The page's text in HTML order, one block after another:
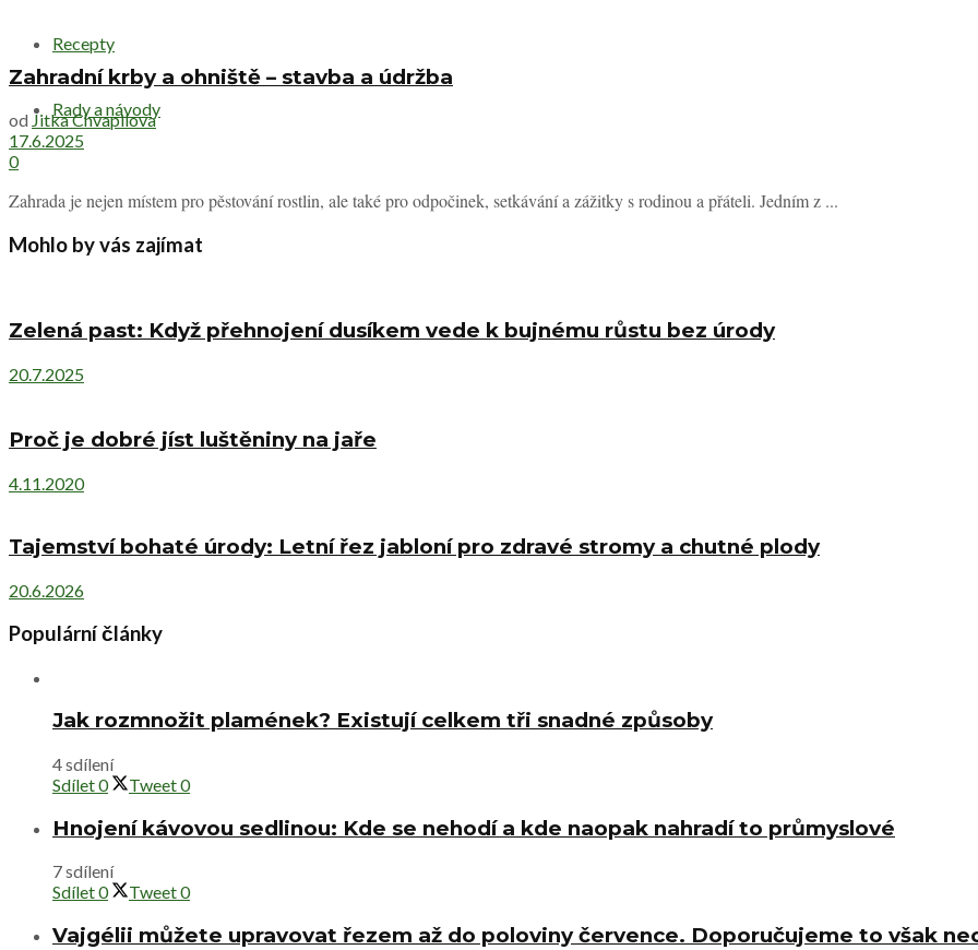
Recepty
Rady a návody
Zahradní krby a ohniště – stavba a údržba
od Jitka Chvapilova
17.6.2025
0
Zahrada je nejen místem pro pěstování rostlin, ale také pro odpočinek, setkávání a zážitky s rodinou a přáteli. Jedním z ...
Mohlo by vás zajímat
Zelená past: Když přehnojení dusíkem vede k bujnému růstu bez úrody
20.7.2025
Proč je dobré jíst luštěniny na jaře
4.11.2020
Tajemství bohaté úrody: Letní řez jabloní pro zdravé stromy a chutné plody
20.6.2026
Populární články
Jak rozmnožit plamének? Existují celkem tři snadné způsoby
4 sdílení
Sdílet0 Tweet0
Hnojení kávovou sedlinou: Kde se nehodí a kde naopak nahradí to průmyslové
7 sdílení
Sdílet0 Tweet0
Vajgélii můžete upravovat řezem až do poloviny července. Doporučujeme to však